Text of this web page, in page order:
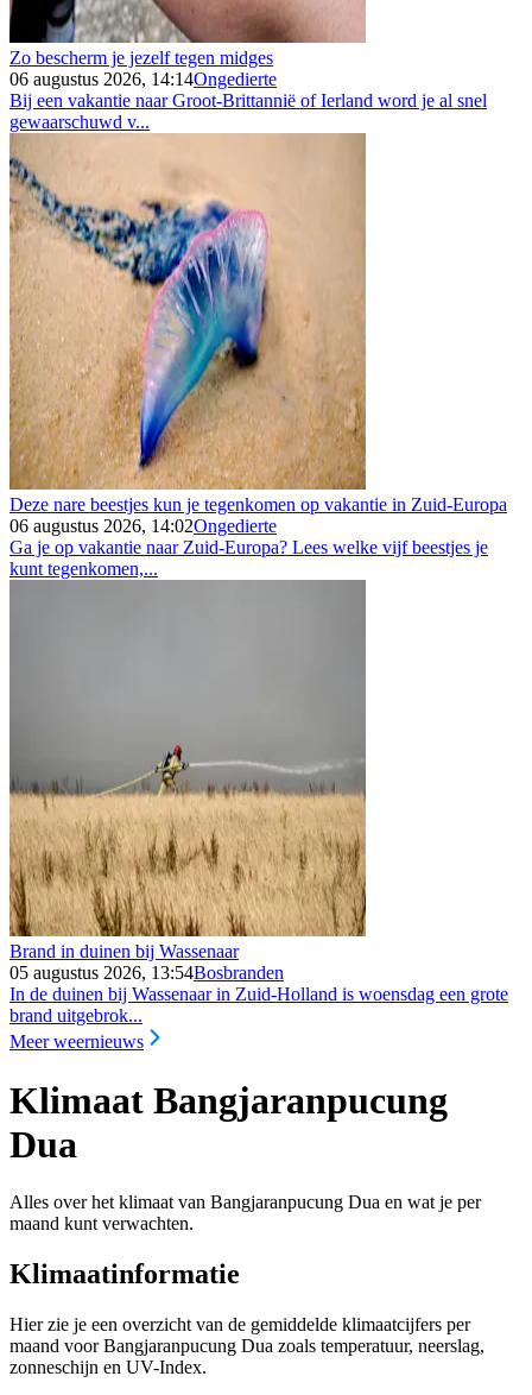
Zo bescherm je jezelf tegen midges
06 augustus 2026, 14:14Ongedierte
Bij een vakantie naar Groot-Brittannië of Ierland word je al snel
gewaarschuwd v...
Deze nare beestjes kun je tegenkomen op vakantie in Zuid-Europa
06 augustus 2026, 14:02Ongedierte
Ga je op vakantie naar Zuid-Europa? Lees welke vijf beestjes je
kunt tegenkomen,...
Brand in duinen bij Wassenaar
05 augustus 2026, 13:54Bosbranden
In de duinen bij Wassenaar in Zuid-Holland is woensdag een grote
brand uitgebrok...
Meer weernieuws
Klimaat Bangjaranpucung
Dua
Alles over het klimaat van Bangjaranpucung Dua en wat je per
maand kunt verwachten.
Klimaatinformatie
Hier zie je een overzicht van de gemiddelde klimaatcijfers per
maand voor Bangjaranpucung Dua zoals temperatuur, neerslag,
zonneschijn en UV-Index.